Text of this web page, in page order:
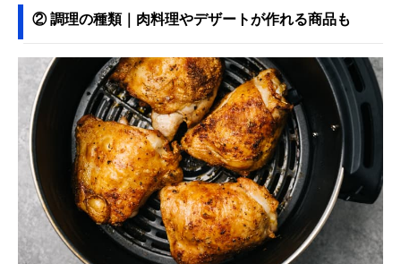
② 調理の種類｜肉料理やデザートが作れる商品も